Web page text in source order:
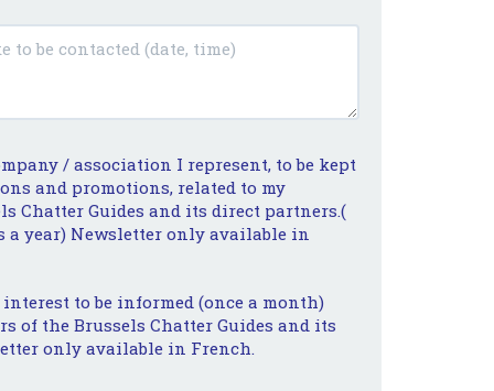
/ association I represent, to be kept
and promotions, related to my
Chatter Guides and its direct partners.(
a year) Newsletter only available in
to be informed (once a month)
of the Brussels Chatter Guides and its
only available in French.